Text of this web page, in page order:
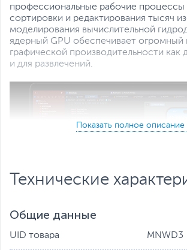
профессиональные рабочие
сортировки и редактирования тысяч
моделирования вычислительной
ядерный GPU обеспечивает огромный
графической производительности как
и для развлечений.
Технические
Общие данные
UID товара MNWD3